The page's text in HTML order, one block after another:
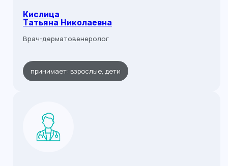
Кислица
Татьяна Николаевна
Врач-дерматовенеролог
принимает: взрослые, дети